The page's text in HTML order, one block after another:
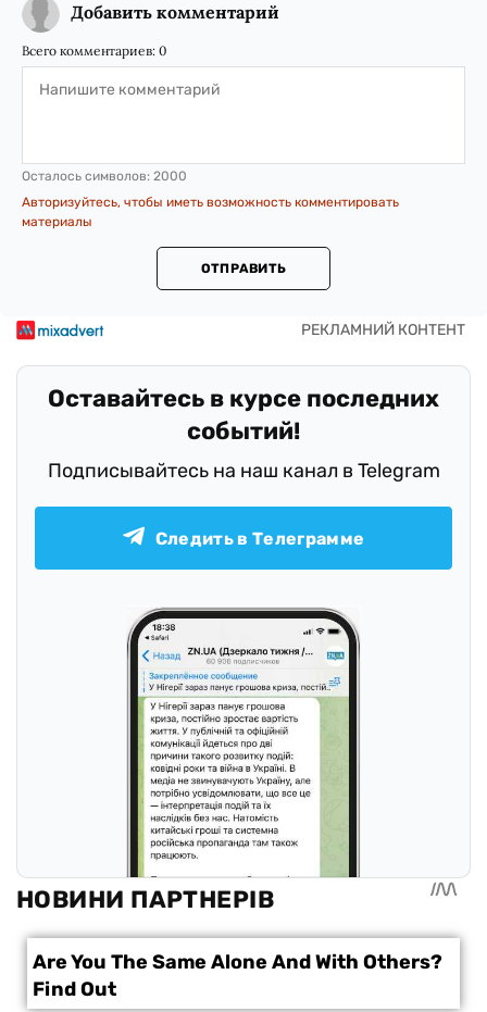
Добавить комментарий
Всего комментариев: 0
Осталось символов: 2000
Авторизуйтесь, чтобы иметь возможность комментировать
материалы
ОТПРАВИТЬ
Оставайтесь в курсе последних
событий!
Подписывайтесь на наш канал в Telegram
Следить в Телеграмме